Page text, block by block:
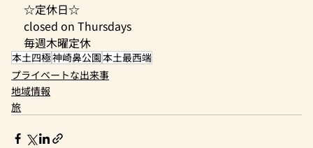
☆定休日☆
closed on Thursdays
毎週木曜定休
本土四極神崎鼻公園本土最西端
プライベートな出来事
地域情報
旅